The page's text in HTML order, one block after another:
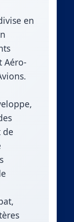
en
Aéro-
de